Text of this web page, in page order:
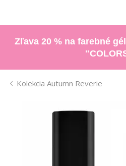
Zľava 20 % na farebné
Kolekcia Autumn Reverie